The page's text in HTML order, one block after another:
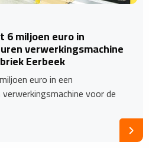
6 miljoen euro in
verwerkingsmachine
Eerbeek
euro in een
voor de